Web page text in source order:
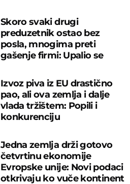
Skoro svaki drugi
preduzetnik ostao bez
posla, mnogima preti
gašenje firmi: Upalio se
Izvoz piva iz EU drastično
pao, ali ova zemlja i dalje
vlada tržištem: Popili i
konkurenciju
Jedna zemlja drži gotovo
četvrtinu ekonomije
Evropske unije: Novi podaci
otkrivaju ko vuče kontinent